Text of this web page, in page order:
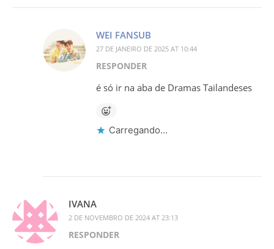
WEI FANSUB
27 DE JANEIRO DE 2025 AT 10:44
RESPONDER
é só ir na aba de Dramas Tailandeses
Carregando...
IVANA
2 DE NOVEMBRO DE 2024 AT 23:13
RESPONDER